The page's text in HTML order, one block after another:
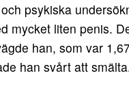
psykiska
mycket liten penis.
han, som var
han svårt att